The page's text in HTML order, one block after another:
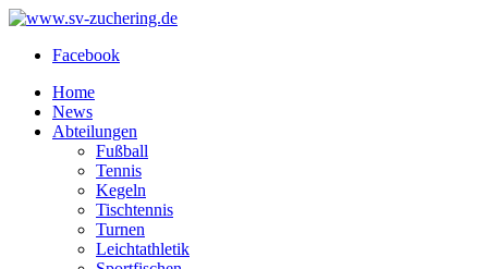
Facebook
Home
News
Abteilungen
Fußball
Tennis
Kegeln
Tischtennis
Turnen
Leichtathletik